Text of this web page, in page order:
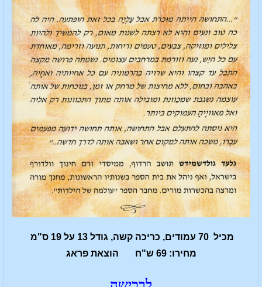
מכיל 70 עמודים, כריכה קשה, גודל 13 על 19 ס"מ
מחירו: 69 ש"ח הוצאת פראג